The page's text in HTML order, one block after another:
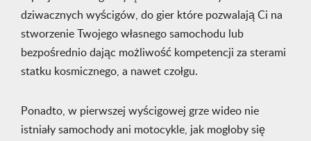
dziwacznych wyścigów, do gier które pozwalają Ci na
stworzenie Twojego własnego samochodu lub
bezpośrednio dając możliwość kompetencji za sterami
statku kosmicznego, a nawet czołgu.
Ponadto, w pierwszej wyścigowej grze wideo nie
istniały samochody ani motocykle, jak mogłoby się